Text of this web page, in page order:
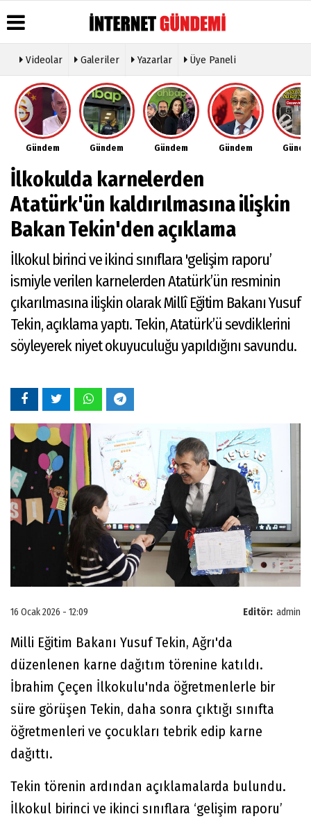
Üye Paneli
Haber
Arşivi
Gazete
Arşivi
Günün
Haberleri
Hava
Durumu
Gazete
Manşetleri
Anketler
Biyografiler
Köşe
Yazarları
Video
Galeri
Foto
Etkinlikler
Künye
İletişim
Çerez
Politikası
Videolar Galeriler Yazarlar Üye Paneli
Gündem Gündem Gündem Gündem
İlkokulda karnelerden
Atatürk'ün kaldırılmasına ilişkin
Bakan Tekin'den açıklama
İlkokul birinci ve ikinci sınıflara 'gelişim raporu’
ismiyle verilen karnelerden Atatürk’ün resminin
çıkarılmasına ilişkin olarak Millî Eğitim Bakanı Yusuf
Tekin, açıklama yaptı. Tekin, Atatürk’ü sevdiklerini
söyleyerek niyet okuyuculuğu yapıldığını savundu.
Editör: admin
16 Ocak 2026 - 12:09
Milli Eğitim Bakanı Yusuf Tekin, Ağrı'da
düzenlenen karne dağıtım törenine katıldı.
İbrahim Çeçen İlkokulu'nda öğretmenlerle bir
süre görüşen Tekin, daha sonra çıktığı sınıfta
öğretmenleri ve çocukları tebrik edip karne
dağıttı.
Tekin törenin ardından açıklamalarda bulundu.
İlkokul birinci ve ikinci sınıflara ‘gelişim raporu’